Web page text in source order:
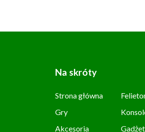
Na skróty
Strona główna
Gry
Akcesoria